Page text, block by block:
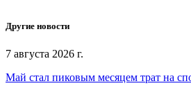
Другие новости
7 августа 2026 г.
Май стал пиковым месяцем трат на